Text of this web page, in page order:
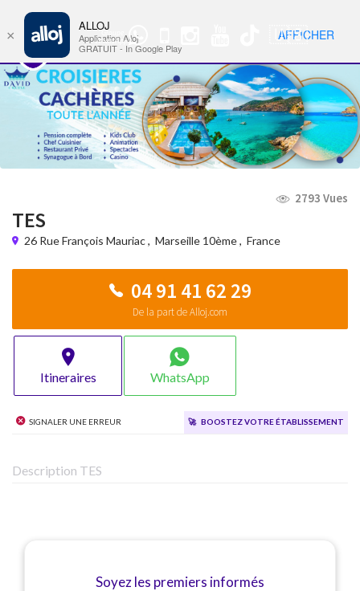
Groupe
WhatsApp
🇺🇸 Nav
2793 Vues
TES
26 Rue François Mauriac, Marseille 10ème, France
04 91 41 62 29
De la part de Alloj.com
Itineraires WhatsApp
Signaler une erreur 🚀 Boostez votre établissement
Description TES
Soyez les premiers informés
×
ALLOJ
Application Alloj
GRATUIT - In Google Play
AFFICHER